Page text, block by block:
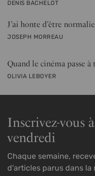
PAR
DENIS BACHELOT
J’ai honte d’être
PAR
JOSEPH MORREAU
Quand le cinéma passe à
PAR
OLIVIA LEBOYER
Inscrivez-vous
vendredi
Chaque semaine,
d'articles parus dans la